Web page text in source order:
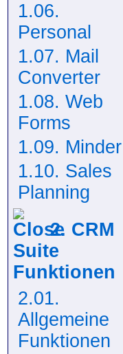
1.06.
Personal
1.07. Mail
Converter
1.08. Web
Forms
1.09. Minder
1.10. Sales
Planning
2. CRM
Suite
Funktionen
2.01.
Allgemeine
Funktionen